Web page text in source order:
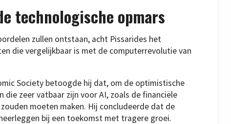
technologische opmars
zullen ontstaan, acht Pissarides het
die vergelijkbaar is met de computerrevolutie van
Society betoogde hij dat, om de optimistische
zeer vatbaar zijn voor AI, zoals de financiële
moeten maken. Hij concludeerde dat de
bij een toekomst met tragere groei.